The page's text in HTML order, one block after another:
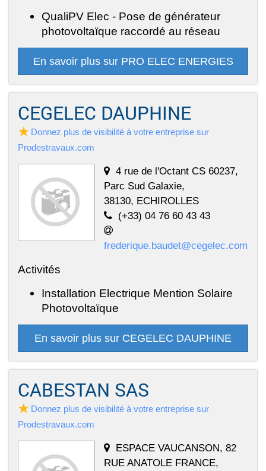
QualiPV Elec - Pose de générateur
photovoltaïque raccordé au réseau
En savoir plus sur PRO ELEC ENERGIES
CEGELEC DAUPHINE
Donnez plus de visibilité à votre entreprise sur
Prodestravaux.com
4 rue de l'Octant CS 60237,
Parc Sud Galaxie,
38130, ECHIROLLES
(+33) 04 76 60 43 43
frederique.baudet@cegelec.com
Activités
Installation Electrique Mention Solaire
Photovoltaïque
En savoir plus sur CEGELEC DAUPHINE
CABESTAN SAS
Donnez plus de visibilité à votre entreprise sur
Prodestravaux.com
ESPACE VAUCANSON, 82
RUE ANATOLE FRANCE,